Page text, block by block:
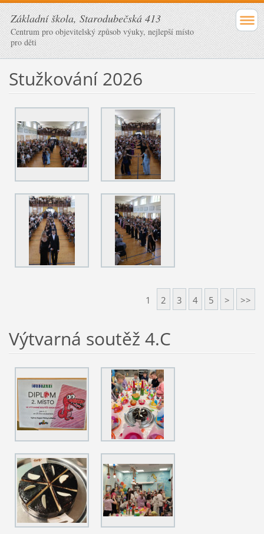
Základní škola, Starodubečská 413
Centrum pro objevitelský způsob výuky, nejlepší místo
pro děti
Stužkování 2026
1 2 3 4 5 > >>
Výtvarná soutěž 4.C